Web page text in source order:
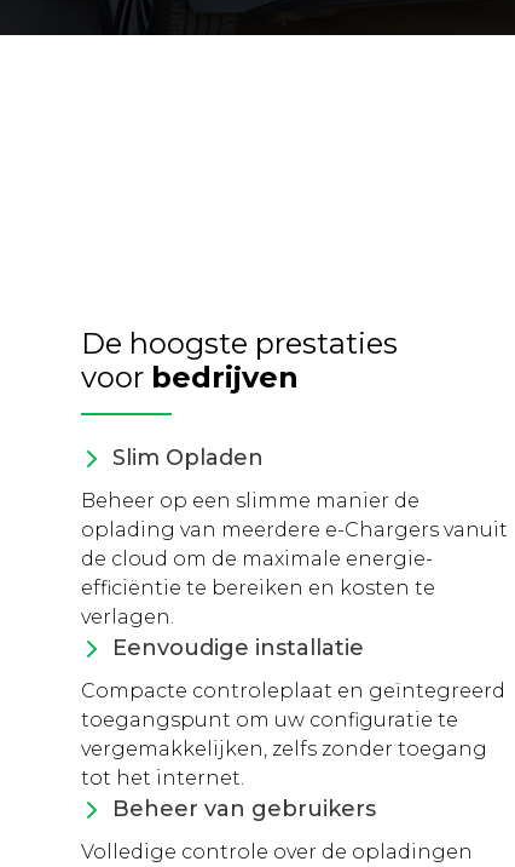
De hoogste prestaties
voor bedrijven
Slim Opladen
Beheer op een slimme manier de
oplading van meerdere e-Chargers vanuit
de cloud om de maximale energie-
efficiëntie te bereiken en kosten te
verlagen.
Eenvoudige installatie
Compacte controleplaat en geïntegreerd
toegangspunt om uw configuratie te
vergemakkelijken, zelfs zonder toegang
tot het internet.
Beheer van gebruikers
Volledige controle over de opladingen